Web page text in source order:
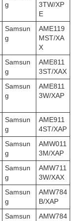
g
3TW/XP
E
Samsun
g
AME119
MST/XA
X
Samsun
g
AME811
3ST/XAX
Samsun
g
AME811
3W/XAP
Samsun
g
AME911
4ST/XAP
Samsun
g
AMW011
3M/XAP
Samsun
g
AMW711
3W/XAX
Samsun
g
AMW784
B/XAP
Samsun
AMW784